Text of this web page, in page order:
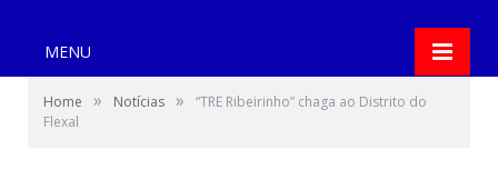
MENU
Home » Notícias »
“TRE Ribeirinho” chaga ao Distrito do
Flexal